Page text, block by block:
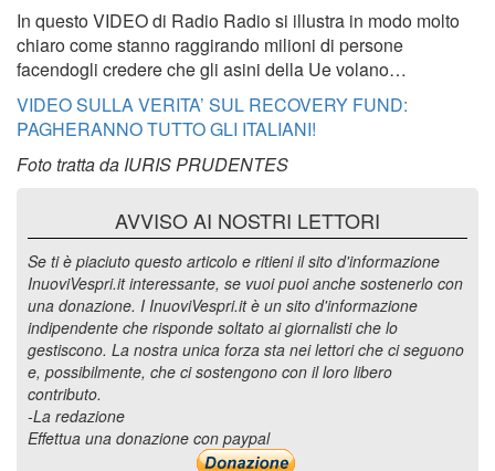
In questo VIDEO di Radio Radio si illustra in modo molto
chiaro come stanno raggirando milioni di persone
facendogli credere che gli asini della Ue volano…
VIDEO SULLA VERITA’ SUL RECOVERY FUND:
PAGHERANNO TUTTO GLI ITALIANI!
Foto tratta da IURIS PRUDENTES
AVVISO AI NOSTRI LETTORI
Se ti è piaciuto questo articolo e ritieni il sito d'informazione
InuoviVespri.it interessante, se vuoi puoi anche sostenerlo con
una donazione. I InuoviVespri.it è un sito d'informazione
indipendente che risponde soltato ai giornalisti che lo
gestiscono. La nostra unica forza sta nei lettori che ci seguono
e, possibilmente, che ci sostengono con il loro libero
contributo.
-La redazione
Effettua una donazione con paypal